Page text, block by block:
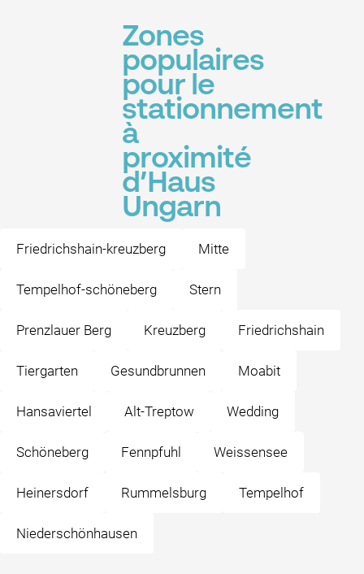
Zones
populaires
pour le
stationnement
à
proximité
d’Haus
Ungarn
Friedrichshain-kreuzberg Mitte
Tempelhof-schöneberg Stern
Prenzlauer Berg Kreuzberg Friedrichshain
Tiergarten Gesundbrunnen Moabit
Hansaviertel Alt-Treptow Wedding
Schöneberg Fennpfuhl Weissensee
Heinersdorf Rummelsburg Tempelhof
Niederschönhausen